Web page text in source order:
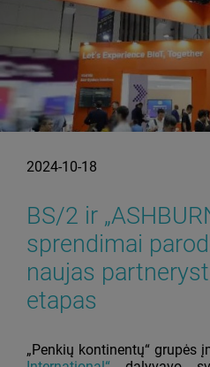
2024-10-18
BS/2 ir
sprendimai
naujas
etapas
„Penkių kontinentų“ grupės